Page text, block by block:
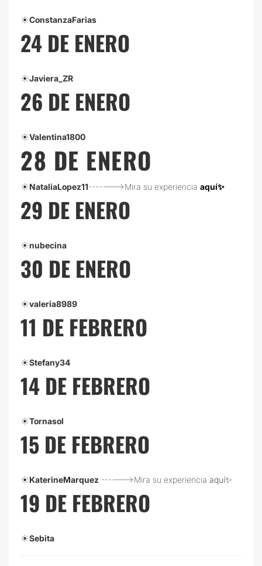
☀️ConstanzaFarias
24 DE ENERO
☀️Javiera_ZR
26 DE ENERO
☀️Valentina1800
28 DE ENERO
☀️NataliaLopez11------->Mira su experiencia aquí✨
29 DE ENERO
☀️nubecina
30 DE ENERO
☀️valeria8989
11 DE FEBRERO
☀️Stefany34
14 DE FEBRERO
☀️Tornasol
15 DE FEBRERO
☀️KaterineMarquez ------>Mira su experiencia aquí✨
19 DE FEBRERO
☀️Sebita